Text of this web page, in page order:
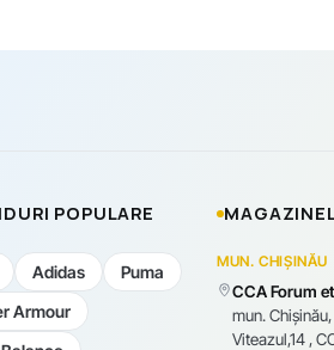
POPULARE
Adidas
Puma
Armour
MUN. CHIȘINĂU
CCA Forum
mun.
Viteazul,14 ,